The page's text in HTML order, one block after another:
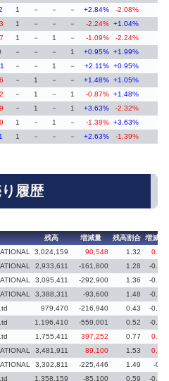
1 － － － +2.84%
-2.08%
1 － － － -2.24% +1.04%
1 － 1 － -1.09%
-2.24%
－ － － 1 +0.95% +1.99%
－ － 1 － +2.11% +0.95%
－ 1 － － +1.48% +1.05%
－ 1 － 1 -0.87% +1.48%
－ 1 － 1 +3.63%
-2.32%
1 － 1 － -1.39% +3.63%
1 － － － +2.63% -1.39%
履歴
残高 増減量 残高割合 増減率
3,024,159 90,548 1.32
0.04
2,933,611 -161,800 1.28
-0.08
3,095,411 -292,900 1.36
-0.12
3,388,311 -93,600 1.48
-0.05
979,470 -216,940 0.43
-0.09
1,196,410 -559,001 0.52
-0.25
1,755,411 397,252 0.77
0.18
3,481,911 89,100 1.53
0.04
3,392,811 -225,446 1.49
-0.1
1,358,159 -85,100 0.59
-0.04